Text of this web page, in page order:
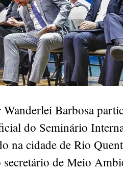
Barbosa
do Seminário
na cidade de Rio
de Meio